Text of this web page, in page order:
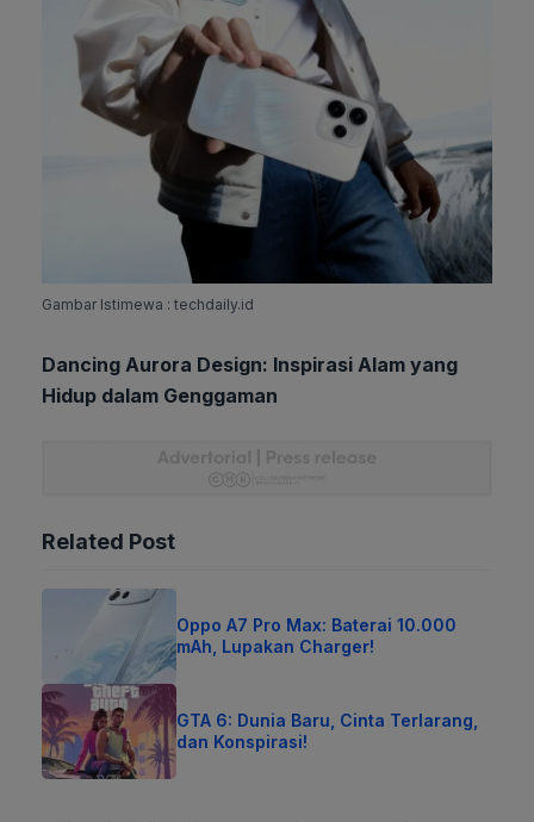
Gambar Istimewa : techdaily.id
Dancing Aurora Design: Inspirasi Alam yang
Hidup dalam Genggaman
Related Post
Oppo A7 Pro Max: Baterai 10.000
mAh, Lupakan Charger!
GTA 6: Dunia Baru, Cinta Terlarang,
dan Konspirasi!